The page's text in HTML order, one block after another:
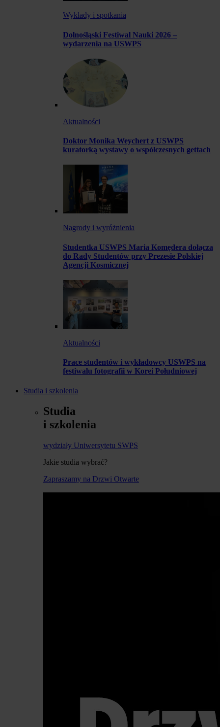
Wykłady i spotkania
Dolnośląski Festiwal Nauki 2026 –
wydarzenia na USWPS
Aktualności
Doktor Monika Weychert z USWPS
kuratorką wystawy o współczesnych gettach
Nagrody i wyróżnienia
Studentka USWPS Maria Komędera dołącza
do Rady Studentów przy Prezesie Polskiej
Agencji Kosmicznej
Aktualności
Prace studentów i wykładowcy USWPS na
festiwalu fotografii w Korei Południowej
Studia i szkolenia
Studia
i szkolenia
wydziały Uniwersytetu SWPS
Jakie studia wybrać?
Zapraszamy na Drzwi Otwarte